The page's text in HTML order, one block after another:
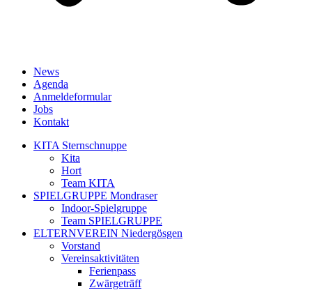
News
Agenda
Anmeldeformular
Jobs
Kontakt
KITA Sternschnuppe
Kita
Hort
Team KITA
SPIELGRUPPE Mondraser
Indoor-Spielgruppe
Team SPIELGRUPPE
ELTERNVEREIN Niedergösgen
Vorstand
Vereinsaktivitäten
Ferienpass
Zwärgeträff